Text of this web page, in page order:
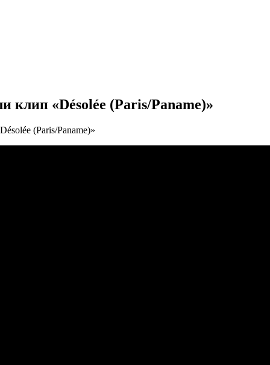
клип «Désolée (Paris/Paname)»